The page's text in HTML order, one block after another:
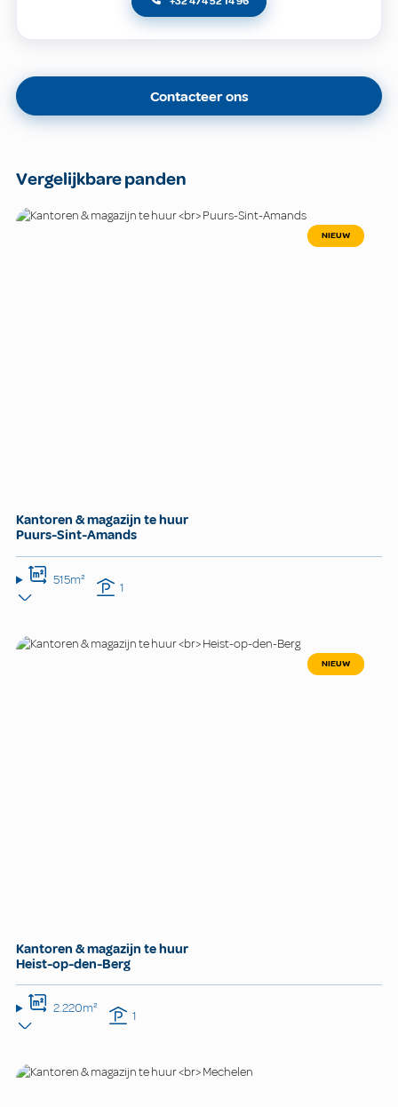
Contacteer ons
Vergelijkbare panden
NIEUW
Kantoren & magazijn te huur
Puurs-Sint-Amands
515m² 1
NIEUW
Kantoren & magazijn te huur
Heist-op-den-Berg
2.220m² 1